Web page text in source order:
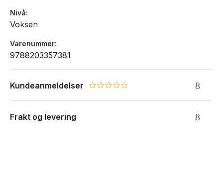
Nivå
Voksen
Varenummer
9788203357381
Kundeanmeldelser 0.0 star rating
Frakt og levering